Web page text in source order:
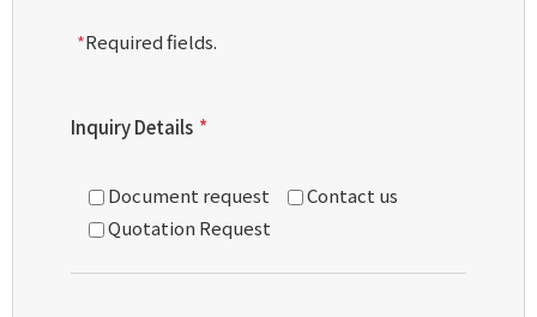
*Required fields.
Inquiry Details *
Document request
Contact us
Quotation Request